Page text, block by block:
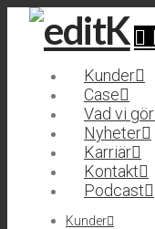
Kunder
Case
Vad vi gör
Nyheter
Karriär
Kontakt
Podcast
Kunder